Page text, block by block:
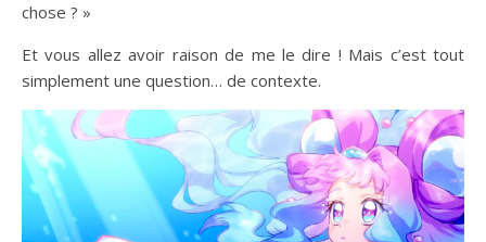
chose ? »
Et vous allez avoir raison de me le dire ! Mais c’est tout
simplement une question… de contexte.